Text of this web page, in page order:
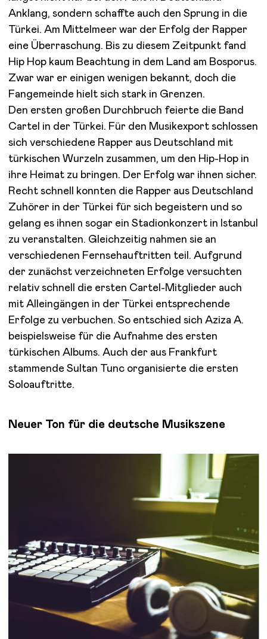
Anklang, sondern schaffte auch den Sprung in die
Türkei. Am Mittelmeer war der Erfolg der Rapper
eine Überraschung. Bis zu diesem Zeitpunkt fand
Hip Hop kaum Beachtung in dem Land am Bosporus.
Zwar war er einigen wenigen bekannt, doch die
Fangemeinde hielt sich stark in Grenzen.
Den ersten großen Durchbruch feierte die Band
Cartel in der Türkei. Für den Musikexport schlossen
sich verschiedene Rapper aus Deutschland mit
türkischen Wurzeln zusammen, um den Hip-Hop in
ihre Heimat zu bringen. Der Erfolg war ihnen sicher.
Recht schnell konnten die Rapper aus Deutschland
Zuhörer in der Türkei für sich begeistern und so
gelang es ihnen sogar ein Stadionkonzert in Istanbul
zu veranstalten. Gleichzeitig nahmen sie an
verschiedenen Fernsehauftritten teil. Aufgrund
der zunächst verzeichneten Erfolge versuchten
relativ schnell die ersten Cartel-Mitglieder auch
mit Alleingängen in der Türkei entsprechende
Erfolge zu verbuchen. So entschied sich Aziza A.
beispielsweise für die Aufnahme des ersten
türkischen Albums. Auch der aus Frankfurt
stammende Sultan Tunc organisierte die ersten
Soloauftritte.
Neuer Ton für die deutsche Musikszene